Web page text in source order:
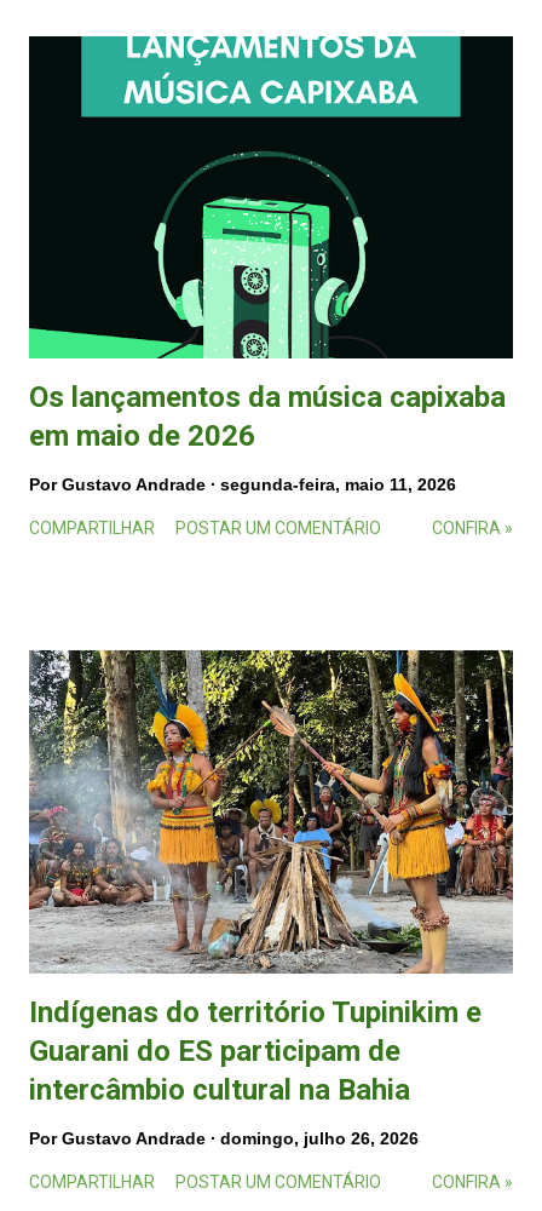
Os lançamentos da música capixaba
em maio de 2026
PorGustavo Andrade segunda-feira, maio 11, 2026
COMPARTILHAR POSTAR UM COMENTÁRIO CONFIRA »
Indígenas do território Tupinikim e
Guarani do ES participam de
intercâmbio cultural na Bahia
PorGustavo Andrade domingo, julho 26, 2026
COMPARTILHAR POSTAR UM COMENTÁRIO CONFIRA »